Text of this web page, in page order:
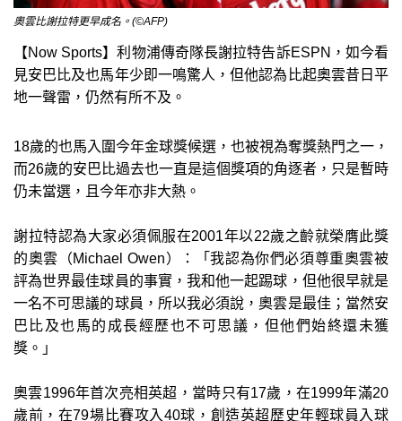
奧雲比謝拉特更早成名。(©AFP)
【Now Sports】利物浦傳奇隊長謝拉特告訴ESPN，如今看
見安巴比及也馬年少即一鳴驚人，但他認為比起奧雲昔日平
地一聲雷，仍然有所不及。
18歲的也馬入圍今年金球獎候選，也被視為奪獎熱門之一，
而26歲的安巴比過去也一直是這個獎項的角逐者，只是暫時
仍未當選，且今年亦非大熱。
謝拉特認為大家必須佩服在2001年以22歲之齡就榮膺此獎
的奧雲（Michael Owen）：「我認為你們必須尊重奧雲被
評為世界最佳球員的事實，我和他一起踢球，但他很早就是
一名不可思議的球員，所以我必須說，奧雲是最佳；當然安
巴比及也馬的成長經歷也不可思議，但他們始終還未獲
獎。」
奧雲1996年首次亮相英超，當時只有17歲，在1999年滿20
歲前，在79場比賽攻入40球，創造英超歷史年輕球員入球